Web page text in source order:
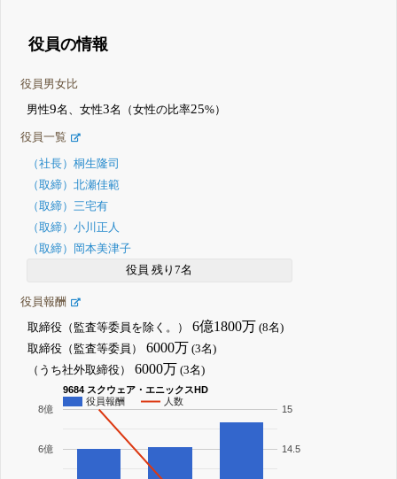
役員の情報
役員男女比
男性9名、女性3名（女性の比率25%）
役員一覧
（社長）桐生隆司
（取締）北瀬佳範
（取締）三宅有
（取締）小川正人
（取締）岡本美津子
役員 残り7名
役員報酬
取締役（監査等委員を除く。） 6億1800万 (8名)
取締役（監査等委員）
6000万 (3名)
（うち社外取締役）
6000万 (3名)
9684 スクウェア・エニックスHD
役員報酬
人数
6億
8億
14.5
15